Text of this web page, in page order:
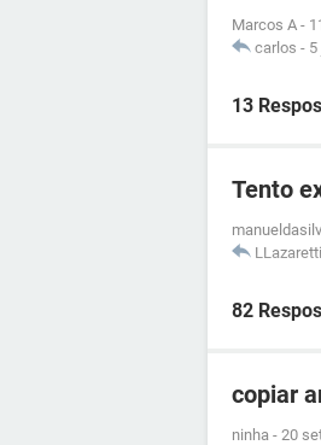
Marcos A -
carlos - 5
13
Tento
LLazaretti
82
copiar
ninha - 20